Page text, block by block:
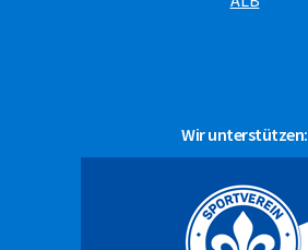
Wir unterstützen: